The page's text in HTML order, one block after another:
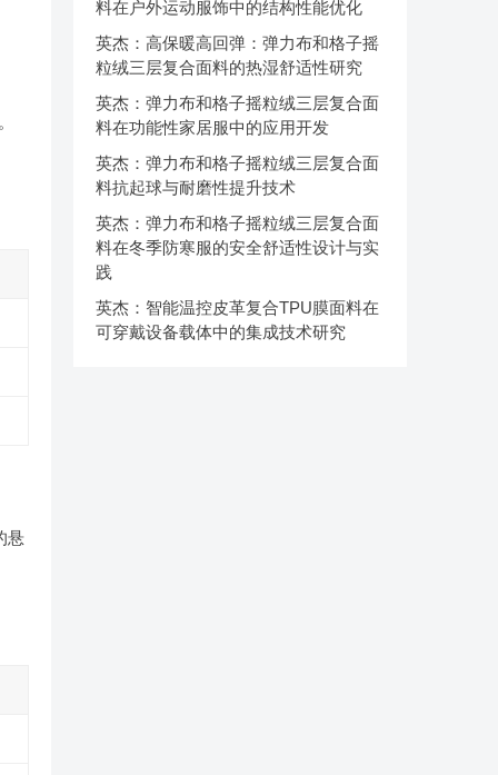
悬
料在户外运动服饰中的结构性能优化
英杰：高保暖高回弹：弹力布和格子摇
粒绒三层复合面料的热湿舒适性研究
英杰：弹力布和格子摇粒绒三层复合面
料在功能性家居服中的应用开发
英杰：弹力布和格子摇粒绒三层复合面
料抗起球与耐磨性提升技术
英杰：弹力布和格子摇粒绒三层复合面
料在冬季防寒服的安全舒适性设计与实
践
英杰：智能温控皮革复合TPU膜面料在
可穿戴设备载体中的集成技术研究